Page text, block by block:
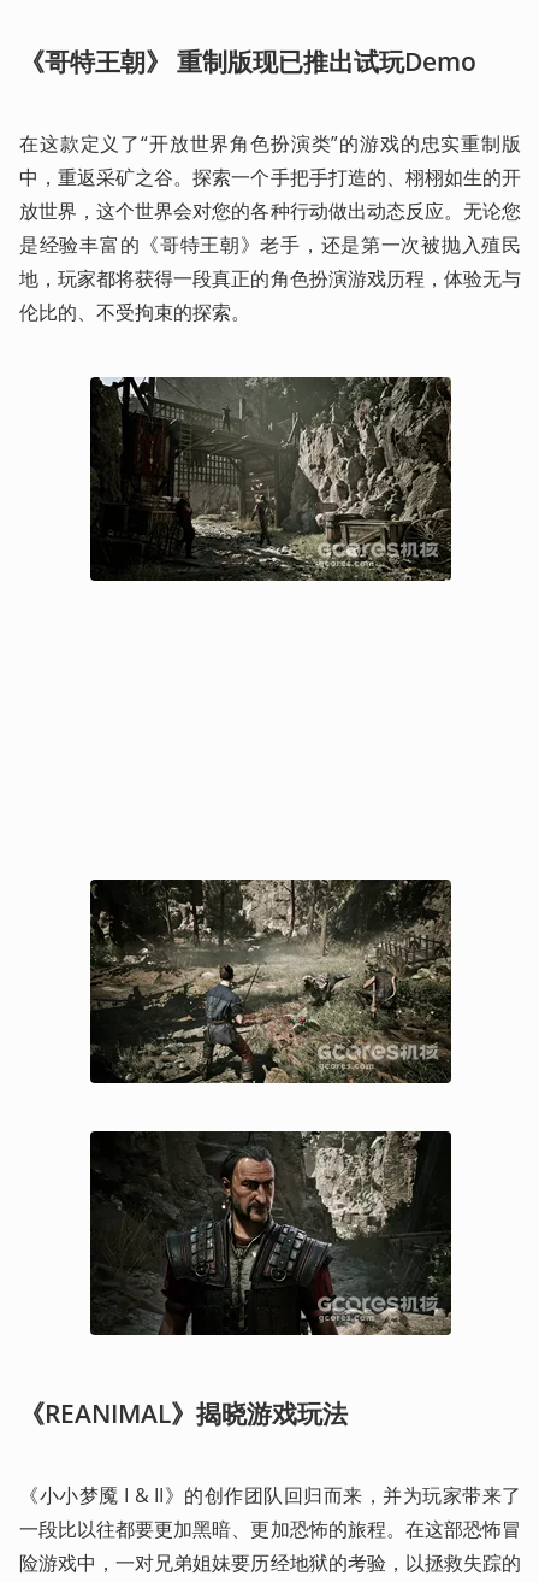
《哥特王朝》 重制版现已推出试玩Demo
在这款定义了“开放世界角色扮演类”的游戏的忠实重制版
中，重返采矿之谷。探索一个手把手打造的、栩栩如生的开
放世界，这个世界会对您的各种行动做出动态反应。无论您
是经验丰富的《哥特王朝》老手，还是第一次被抛入殖民
地，玩家都将获得一段真正的角色扮演游戏历程，体验无与
伦比的、不受拘束的探索。
《REANIMAL》揭晓游戏玩法
《小小梦魇 I & II》的创作团队回归而来，并为玩家带来了
一段比以往都要更加黑暗、更加恐怖的旅程。在这部恐怖冒
险游戏中，一对兄弟姐妹要历经地狱的考验，以拯救失踪的